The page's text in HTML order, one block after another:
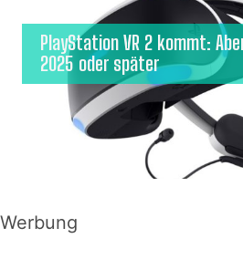
PlayStation VR 2 kommt:
2025 oder später
Werbung